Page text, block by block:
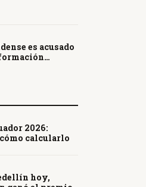
es acusado
2026:
calcularlo
hoy,